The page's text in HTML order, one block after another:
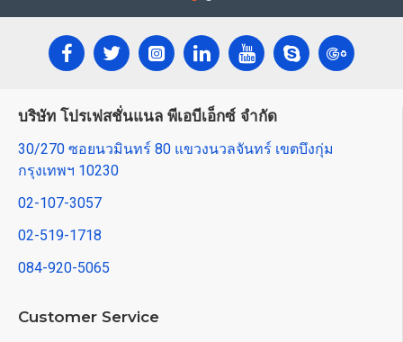
บริษัท โปรเฟสชั่นแนล พีเอบีเอ็กซ์ จำกัด
30/270 ซอยนวมินทร์ 80 แขวงนวลจันทร์ เขตบึงกุ่ม
กรุงเทพฯ 10230
02-107-3057
02-519-1718
084-920-5065
Customer Service